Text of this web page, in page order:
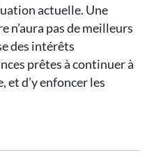
actuelle. Une
pas de meilleurs
des intérêts
prêtes à continuer à
et d’y enfoncer les